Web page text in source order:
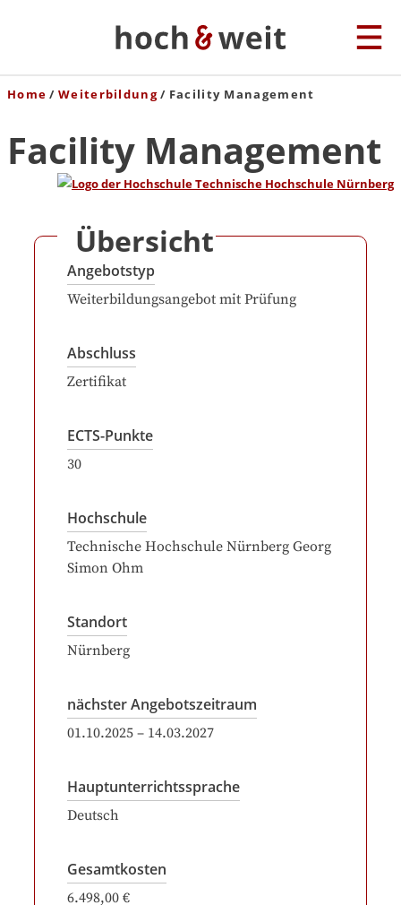
Home Weiterbildung Facility Management
Facility Management
Übersicht
Angebotstyp
Weiterbildungsangebot mit Prüfung
Abschluss
Zertifikat
ECTS-Punkte
30
Hochschule
Technische Hochschule Nürnberg Georg
Simon Ohm
Standort
Nürnberg
nächster Angebotszeitraum
01.10.2025 – 14.03.2027
Hauptunterrichtssprache
Deutsch
Gesamtkosten
6.498,00 €